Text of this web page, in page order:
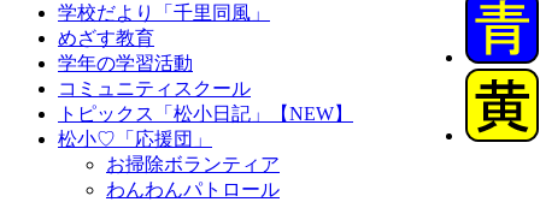
学校だより「千里同風」
めざす教育
学年の学習活動
コミュニティスクール
トピックス「松小日記」【NEW】
松小♡「応援団」
お掃除ボランティア
わんわんパトロール